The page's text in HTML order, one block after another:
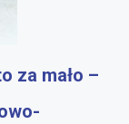
za mało –